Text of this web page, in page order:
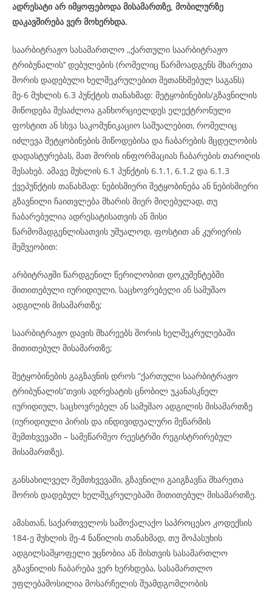
ადრესატი არ იმყოფებოდა მისამართზე, მობილურზე
დაკავშირება ვერ მოხერხდა.
საარბიტრაჟო სასამართლო ,,ქართული საარბიტრაჟო
ტრიბუნალის’’ დებულების (რომელიც წარმოადგენს მხარეთა
შორის დადებული ხელშეკრულებით შეთანხმებულ საგანს)
მე-6 მუხლის 6.3 პუნქტის თანახმად: შეტყობინების/გზავნილის
მიწოდება შესაძლოა განხორციელდეს ელექტრონული
ფოსტით ან სხვა საკომუნიკაციო საშუალებით, რომელიც
იძლევა შეტყობინების მიწოდებისა და ჩაბარების მცდელობის
დადასტურებას, მათ შორის ინფორმაციას ჩაბარების თარიღის
შესახებ. ამავე მუხლის 6.1 პუნქტის 6.1.1, 6.1.2 და 6.1.3
ქვეპუნქტის თანახმად: ნებისმიერი შეტყობინება ან ნებისმიერი
გზავნილი ჩაითვლება მხარის მიერ მიღებულად, თუ
ჩაბარებულია ადრესატისათვის ან მისი
წარმომადგენლისათვის უშუალოდ, ფოსტით ან კურიერის
მეშვეობით:
არბიტრაჟში წარდგენილ წერილობით დოკუმენტებში
მითითებული იურიდიული, საცხოვრებელი ან სამუშაო
ადგილის მისამართზე;
საარბიტრაჟო დავის მხარეებს შორის ხელშეკრულებაში
მითითებულ მისამართზე;
შეტყობინების გაგზავნის დროს “ქართული საარბიტრაჟო
ტრიბუნალის”თვის ადრესატის ცნობილ უკანასკნელ
იურიდიულ, საცხოვრებელ ან სამუშაო ადგილის მისამართზე
(იურიდიული პირის და ინდივიდუალური მეწარმის
შემთხვევაში – სამეწარმეო რეესტრში რეგისტრირებულ
მისამართზე).
განსახილველ შემთხვევაში, გზავნილი გაიგზავნა მხარეთა
შორის დადებულ ხელშეკრულებაში მითითებულ მისამართზე.
ამასთან, საქართველოს სამოქალაქო საპროცესო კოდექსის
184-ე მუხლის მე-4 ნაწილის თანახმად, თუ მოპასუხის
ადგილსამყოფელი უცნობია ან მისთვის სასამართლო
გზავნილის ჩაბარება ვერ ხერხდება, სასამართლო
უფლებამოსილია მოსარჩელის შუამდგომლობის